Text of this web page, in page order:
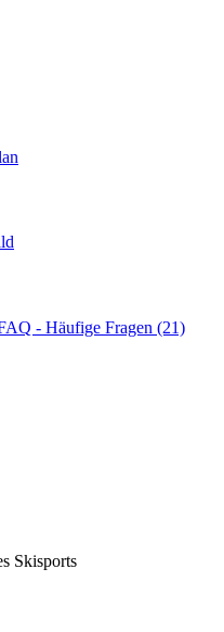
- Häufige Fragen (21)
Skisports